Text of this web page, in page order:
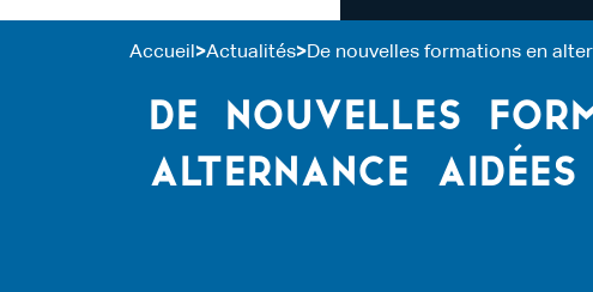
Accueil >Actualités>De nouvelles formations en
DE NOUVELLES
ALTERNANCE